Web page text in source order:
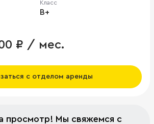
Класс
B+
₽ / мес.
с отделом аренды
просмотр! Мы свяжемся с